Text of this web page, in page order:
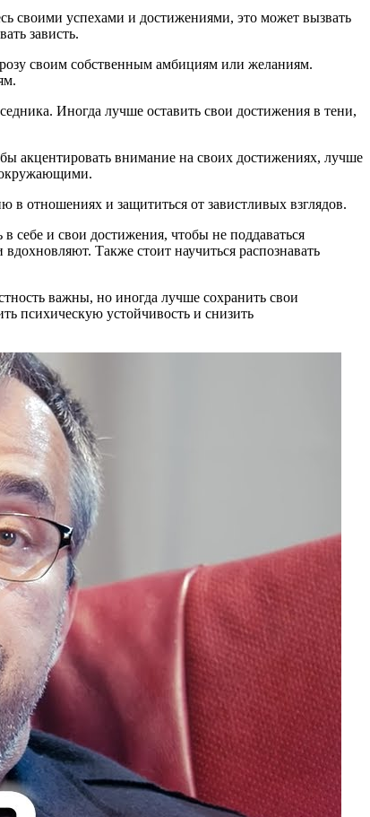
своими успехами и достижениями, это может вызвать
зависть.
своим собственным амбициям или желаниям.
Иногда лучше оставить свои достижения в тени,
акцентировать внимание на своих достижениях, лучше
окружающими.
отношениях и защититься от завистливых взглядов.
себе и свои достижения, чтобы не поддаваться
Также стоит научиться распознавать
важны, но иногда лучше сохранить свои
психическую устойчивость и снизить